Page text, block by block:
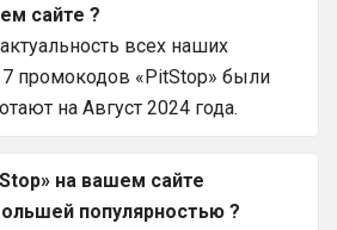
сайте ?
всех наших
промокодов «PitStop» были
на Август 2024 года.
на вашем сайте
популярностью ?